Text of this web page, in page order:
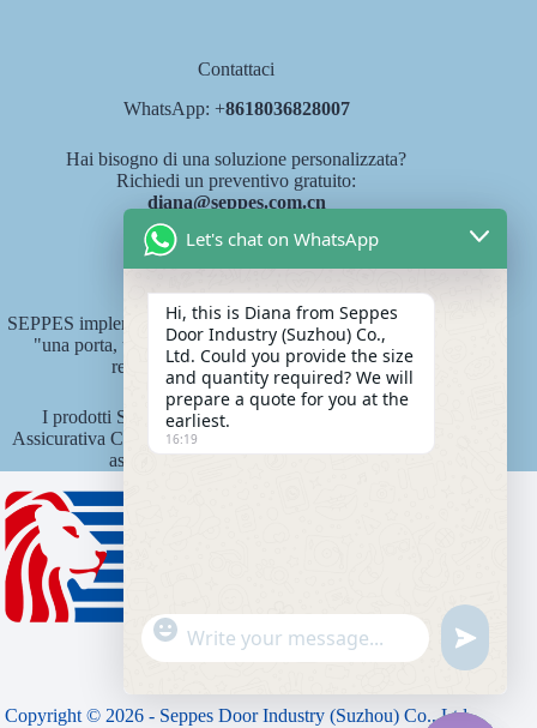
Contattaci
WhatsApp: +8618036828007
Hai bisogno di una soluzione personalizzata?
Richiedi un preventivo gratuito:
diana@seppes.com.cn
SEPPES implementa il nuovo standard di servizio del settore
"una porta, un cortile, servizio a vita" come sistema di
responsabilità a vita del prodotto.
I prodotti SEPPES sono assicurati dalla Compagnia
Assicurativa Cinese Ping An State Property con un importo
assicurativo di 15 milioni di yuan.
Copyright © 2026 - Seppes Door Industry (Suzhou) Co., Ltd
Let's chat on WhatsApp
Hi, this is Diana from Seppes
Door Industry (Suzhou) Co.,
Ltd. Could you provide the size
and quantity required? We will
prepare a quote for you at the
earliest.
16:19
"
+
h
WhatsApp Message
u
n
e